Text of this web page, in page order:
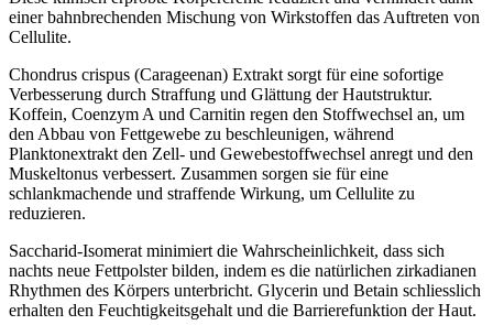
Menge
einer bahnbrechenden Mischung von Wirkstoffen das Auftreten von
Cellulite.
Chondrus crispus (Carageenan) Extrakt sorgt für eine sofortige
Verbesserung durch Straffung und Glättung der Hautstruktur.
Koffein, Coenzym A und Carnitin regen den Stoffwechsel an, um
den Abbau von Fettgewebe zu beschleunigen, während
Planktonextrakt den Zell- und Gewebestoffwechsel anregt und den
Muskeltonus verbessert. Zusammen sorgen sie für eine
schlankmachende und straffende Wirkung, um Cellulite zu
reduzieren.
Saccharid-Isomerat minimiert die Wahrscheinlichkeit, dass sich
nachts neue Fettpolster bilden, indem es die natürlichen zirkadianen
Rhythmen des Körpers unterbricht. Glycerin und Betain schliesslich
erhalten den Feuchtigkeitsgehalt und die Barrierefunktion der Haut.